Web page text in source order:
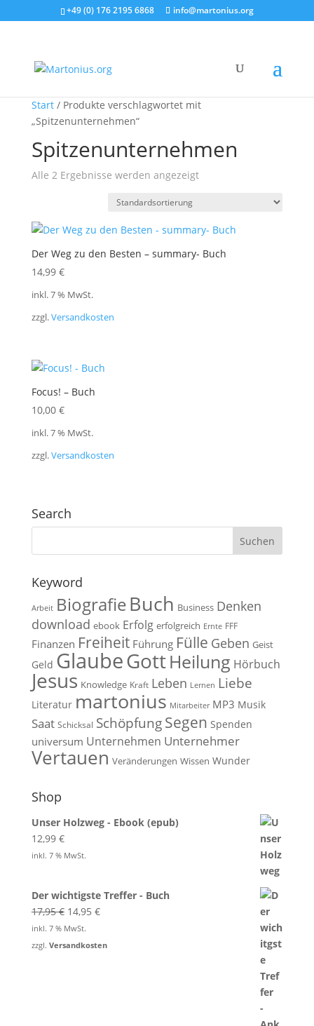
+49 (0) 176 2195 6868 info@martonius.org
Start/ Produkte verschlagwortet mit
„Spitzenunternehmen“
Spitzenunternehmen
Alle 2 Ergebnisse werden angezeigt
Der Weg zu den Besten – summary- Buch
14,99 €
inkl. 7 % MwSt.
zzgl.Versandkosten
Focus! – Buch
10,00 €
inkl. 7 % MwSt.
zzgl.Versandkosten
Search
Keyword
Arbeit BiografieBuch Business Denken
download ebook Erfolg erfolgreich Ernte FFF
Finanzen Freiheit Führung Fülle Geben Geist
Geld GlaubeGottHeilung Hörbuch
Jesus Knowledge Kraft Leben Lernen Liebe
Literatur martonius Mitarbeiter MP3 Musik
Saat Schicksal Schöpfung Segen Spenden
universum Unternehmen Unternehmer
Vertauen Veränderungen Wissen Wunder
Shop
Unser Holzweg - Ebook (epub)
12,99 €
inkl. 7 % MwSt.
Der wichtigste Treffer - Buch
17,95€ Ursprünglicher
Preis
war:
14,95 €Aktueller
ist:
inkl. 7 % MwSt.
zzgl. Versandkosten